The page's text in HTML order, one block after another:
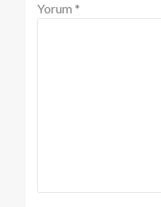
Yorum *